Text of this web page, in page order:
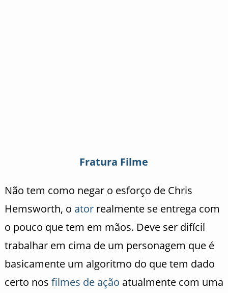
Fratura Filme
Não tem como negar o esforço de Chris
Hemsworth, o atorrealmente se entrega com
o pouco que tem em mãos. Deve ser difícil
trabalhar em cima de um personagem que é
basicamente um algoritmo do que tem dado
certo nos filmes de ação atualmente com uma